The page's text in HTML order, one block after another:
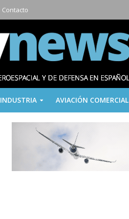
Contacto
INDUSTRIA AVIACIÓN COMERCIAL